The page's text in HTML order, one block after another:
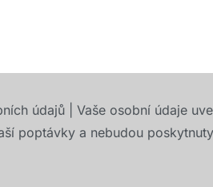
údajů | Vaše osobní údaje
poptávky a nebudou